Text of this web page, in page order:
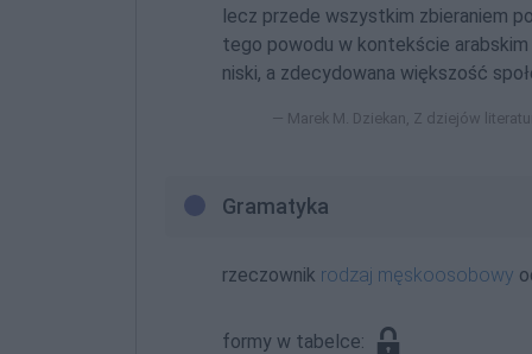
lecz przede wszystkim zbieraniem
tego powodu w kontekście
niski, a zdecydowana większość
Marek M. Dziekan, Z dziejów
Gramatyka
rzeczownik rodzaj męskoosobowy
formy w tabelce: